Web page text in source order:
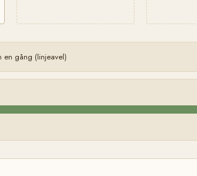
en gång (linjeavel)